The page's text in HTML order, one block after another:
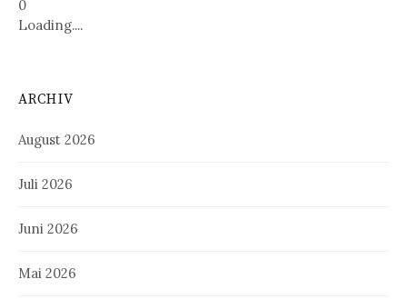
0
Loading....
ARCHIV
August 2026
Juli 2026
Juni 2026
Mai 2026